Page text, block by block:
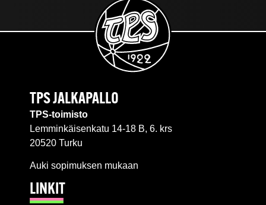
TPS JALKAPALLO
TPS-toimisto
Lemminkäisenkatu 14-18 B, 6. krs
20520 Turku
Auki sopimuksen mukaan
LINKIT